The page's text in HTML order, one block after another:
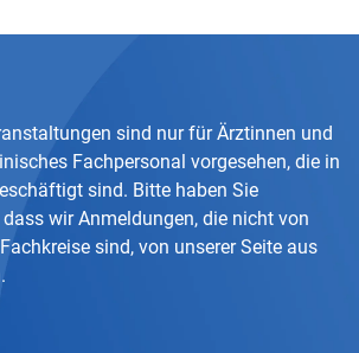
sind nur für Ärztinnen und
Fachpersonal vorgesehen, die in
sind. Bitte haben Sie
wir Anmeldungen, die nicht von
sind, von unserer Seite aus